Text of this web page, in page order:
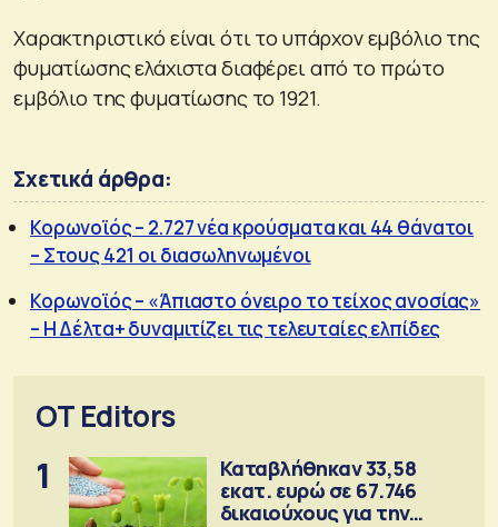
Χαρακτηριστικό είναι ότι το υπάρχον εμβόλιο της
φυματίωσης ελάχιστα διαφέρει από το πρώτο
εμβόλιο της φυματίωσης το 1921.
Σχετικά άρθρα:
Κορωνοϊός – 2.727 νέα κρούσματα και 44 θάνατοι
– Στους 421 οι διασωληνωμένοι
Κορωνοϊός – «Άπιαστο όνειρο το τείχος ανοσίας»
– Η Δέλτα+ δυναμιτίζει τις τελευταίες ελπίδες
OT Editors
1
Καταβλήθηκαν 33,58
εκατ. ευρώ σε 67.746
δικαιούχους για την